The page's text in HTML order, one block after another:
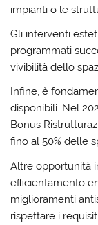
impianti o le
Gli interventi
programmati
vivibilità dello
Infine, è
disponibili. Nel
Bonus
fino al 50% delle
Altre opportunità
efficientamento
miglioramenti
rispettare i